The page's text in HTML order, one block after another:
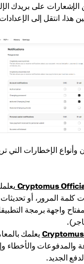
الإشعارات على بريدك
الإخطارات التي
Cryptomus
كلمة المرور، أو تحديثات
واجهة برمجة
يعلمك
والمدفوعات والأخطاء
الجديد.